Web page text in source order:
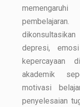
depresi,
kepercayaan
akademik
motivasi
penyelesaian